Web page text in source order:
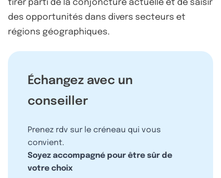
tirer parti de la conjoncture actuelle et de saisir
des opportunités dans divers secteurs et
régions géographiques.
Échangez avec un
conseiller
Prenez rdv sur le créneau qui vous
convient.
Soyez accompagné pour être sûr de
votre choix